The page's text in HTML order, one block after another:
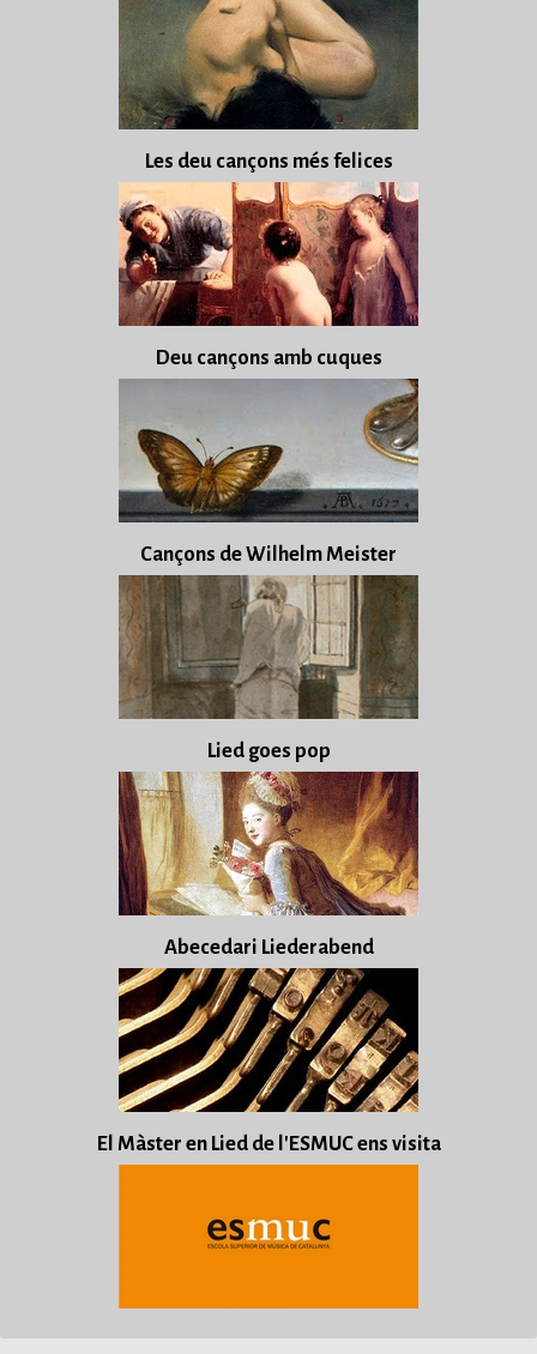
Les deu cançons més felices
Deu cançons amb cuques
Cançons de Wilhelm Meister
Lied goes pop
Abecedari Liederabend
El Màster en Lied de l'ESMUC ens visita